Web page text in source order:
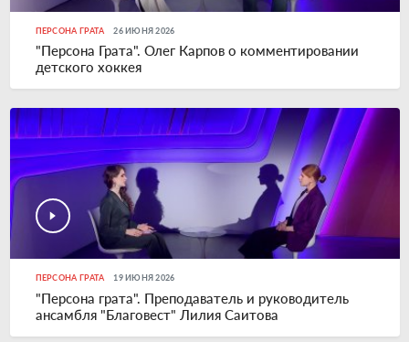
ПЕРСОНА ГРАТА 26 ИЮНЯ 2026
"Персона Грата". Олег Карпов о комментировании
детского хоккея
ПЕРСОНА ГРАТА 19 ИЮНЯ 2026
"Персона грата". Преподаватель и руководитель
ансамбля "Благовест" Лилия Саитова